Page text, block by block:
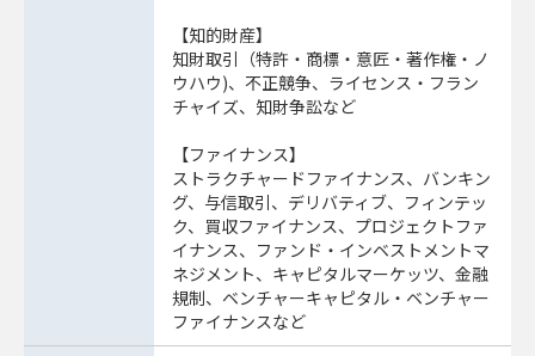
【知的財産】
知財取引（特許・商標・意匠・著作権・ノ
ウハウ)、不正競争、ライセンス・フラン
チャイズ、知財争訟など
【ファイナンス】
ストラクチャードファイナンス、バンキン
グ、与信取引、デリバティブ、フィンテッ
ク、買収ファイナンス、プロジェクトファ
イナンス、ファンド・インベストメントマ
ネジメント、キャピタルマーケッツ、金融
規制、ベンチャーキャピタル・ベンチャー
ファイナンスなど